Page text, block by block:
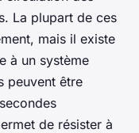
La plupart de ces
mais il existe
à un système
peuvent être
de résister à